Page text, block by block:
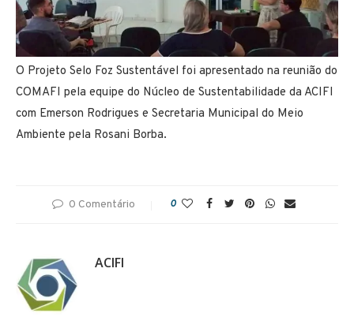
O Projeto Selo Foz Sustentável foi apresentado na reunião do
COMAFI pela equipe do Núcleo de Sustentabilidade da ACIFI
com Emerson Rodrigues e Secretaria Municipal do Meio
Ambiente pela Rosani Borba.
0 Comentário 0
ACIFI